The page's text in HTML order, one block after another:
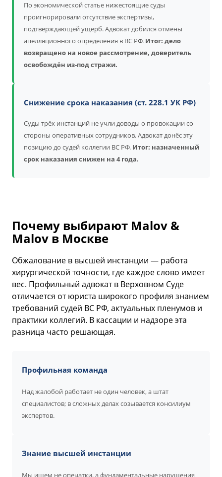
По экономической статье нижестоящие суды
проигнорировали отсутствие экспертизы,
подтверждающей ущерб. Адвокат добился отмены
апелляционного определения в ВС РФ. Итог: дело
возвращено на новое рассмотрение, доверитель
освобождён из-под стражи.
Снижение срока наказания (ст. 228.1 УК РФ)
Суды трёх инстанций не учли доводы о провокации со
стороны оперативных сотрудников. Адвокат донёс эту
позицию до судей коллегии ВС РФ. Итог: назначенный
срок наказания снижен на 4 года.
Почему выбирают Malov &
Malov в Москве
Обжалование в высшей инстанции — работа
хирургической точности, где каждое слово имеет
вес. Профильный адвокат в Верховном Суде
отличается от юриста широкого профиля знанием
требований судей ВС РФ, актуальных пленумов и
практики коллегий. В кассации и надзоре эта
разница часто решающая.
Профильная команда
Над жалобой работает не один человек, а штат
специалистов; в сложных делах созывается консилиум
экспертов.
Знание высшей инстанции